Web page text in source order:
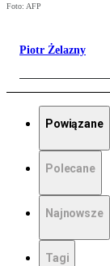
Foto: AFP
Piotr Żelazny
Powiązane
Polecane
Najnowsze
Tagi